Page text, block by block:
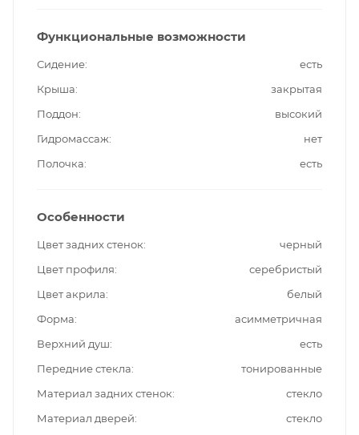
Функциональные возможности
Сидение
есть
Крыша
закрытая
Поддон
высокий
Гидромассаж
нет
Полочка
есть
Особенности
Цвет задних стенок
черный
Цвет профиля
серебристый
Цвет акрила
белый
Форма
асимметричная
Верхний душ
есть
Передние стекла
тонированные
Материал задних стенок
стекло
Материал дверей
стекло